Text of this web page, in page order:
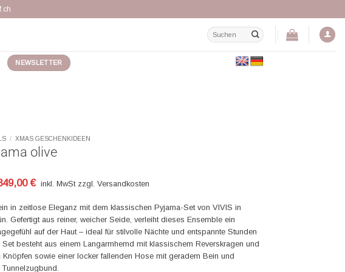
Suchen
nach:
NEWSLETTER
/ XMAS GESCHENKIDEEN
olive
war:
€
€Aktueller
ist:
349,00 €.
inkl. MwSt zzgl. Versandkosten
in zeitlose Eleganz mit dem klassischen Pyjama-Set von VIVIS in
Gefertigt aus reiner, weicher Seide, verleiht dieses Ensemble ein
auf der Haut – ideal für stilvolle Nächte und entspannte Stunden
Set besteht aus einem Langarmhemd mit klassischem Reverskragen und
Knöpfen sowie einer locker fallenden Hose mit geradem Bein und